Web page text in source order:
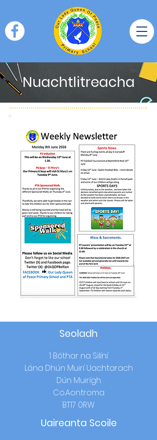
Nuachtlitreacha
Seoladh
1 Bóthar na Silíní
Lána Dhún Muirí Uachtarach
Dún Muirígh
Co.Aontroma
BT17 0RW
Uaireanta Scoile